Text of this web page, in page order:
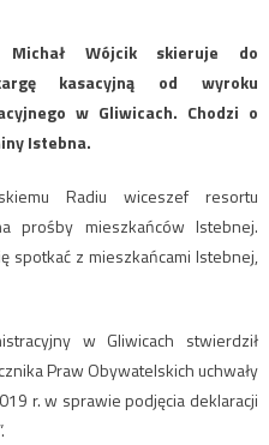
Michał Wójcik skieruje do
kasacyjną od wyroku
w Gliwicach. Chodzi o
Istebna.
Radiu wiceszef resortu
prośby mieszkańców Istebnej.
spotkać z mieszkańcami Istebnej,
w Gliwicach stwierdził
Praw Obywatelskich uchwały
r. w sprawie podjęcia deklaracji